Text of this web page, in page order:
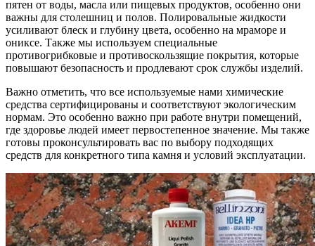
пятен от воды, масла или пищевых продуктов, особенно они
важны для столешниц и полов. Полировальные жидкости
усиливают блеск и глубину цвета, особенно на мраморе и
ониксе. Также мы используем специальные
противогрибковые и противоскользящие покрытия, которые
повышают безопасность и продлевают срок службы изделий.
Важно отметить, что все используемые нами химические
средства сертифицированы и соответствуют экологическим
нормам. Это особенно важно при работе внутри помещений,
где здоровье людей имеет первостепенное значение. Мы также
готовы проконсультировать вас по выбору подходящих
средств для конкретного типа камня и условий эксплуатации.